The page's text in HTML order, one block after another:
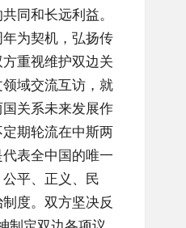
同和长远利益。
为契机，弘扬传
重视维护双边关
域交流互访，就
关系未来发展作
期轮流在中斯两
表全中国的唯一
平、正义、民
度。双方坚决反